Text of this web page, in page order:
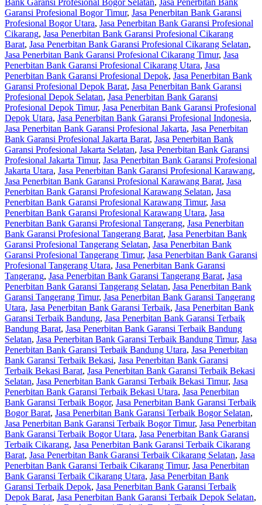
Garansi Profesional Bogor Timur, Jasa Penerbitan Bank Garansi
Profesional Bogor Utara, Jasa Penerbitan Bank Garansi Profesional
Cikarang, Jasa Penerbitan Bank Garansi Profesional Cikarang
Barat, Jasa Penerbitan Bank Garansi Profesional Cikarang Selatan,
Jasa Penerbitan Bank Garansi Profesional Cikarang Timur, Jasa
Penerbitan Bank Garansi Profesional Cikarang Utara, Jasa
Penerbitan Bank Garansi Profesional Depok, Jasa Penerbitan Bank
Garansi Profesional Depok Barat, Jasa Penerbitan Bank Garansi
Profesional Depok Selatan, Jasa Penerbitan Bank Garansi
Profesional Depok Timur, Jasa Penerbitan Bank Garansi Profesional
Depok Utara, Jasa Penerbitan Bank Garansi Profesional Indonesia,
Jasa Penerbitan Bank Garansi Profesional Jakarta, Jasa Penerbitan
Bank Garansi Profesional Jakarta Barat, Jasa Penerbitan Bank
Garansi Profesional Jakarta Selatan, Jasa Penerbitan Bank Garansi
Profesional Jakarta Timur, Jasa Penerbitan Bank Garansi Profesional
Jakarta Utara, Jasa Penerbitan Bank Garansi Profesional Karawang,
Jasa Penerbitan Bank Garansi Profesional Karawang Barat, Jasa
Penerbitan Bank Garansi Profesional Karawang Selatan, Jasa
Penerbitan Bank Garansi Profesional Karawang Timur, Jasa
Penerbitan Bank Garansi Profesional Karawang Utara, Jasa
Penerbitan Bank Garansi Profesional Tangerang, Jasa Penerbitan
Bank Garansi Profesional Tangerang Barat, Jasa Penerbitan Bank
Garansi Profesional Tangerang Selatan, Jasa Penerbitan Bank
Garansi Profesional Tangerang Timur, Jasa Penerbitan Bank Garansi
Profesional Tangerang Utara, Jasa Penerbitan Bank Garansi
Tangerang, Jasa Penerbitan Bank Garansi Tangerang Barat, Jasa
Penerbitan Bank Garansi Tangerang Selatan, Jasa Penerbitan Bank
Garansi Tangerang Timur, Jasa Penerbitan Bank Garansi Tangerang
Utara, Jasa Penerbitan Bank Garansi Terbaik, Jasa Penerbitan Bank
Garansi Terbaik Bandung, Jasa Penerbitan Bank Garansi Terbaik
Bandung Barat, Jasa Penerbitan Bank Garansi Terbaik Bandung
Selatan, Jasa Penerbitan Bank Garansi Terbaik Bandung Timur, Jasa
Penerbitan Bank Garansi Terbaik Bandung Utara, Jasa Penerbitan
Bank Garansi Terbaik Bekasi, Jasa Penerbitan Bank Garansi
Terbaik Bekasi Barat, Jasa Penerbitan Bank Garansi Terbaik Bekasi
Selatan, Jasa Penerbitan Bank Garansi Terbaik Bekasi Timur, Jasa
Penerbitan Bank Garansi Terbaik Bekasi Utara, Jasa Penerbitan
Bank Garansi Terbaik Bogor, Jasa Penerbitan Bank Garansi Terbaik
Bogor Barat, Jasa Penerbitan Bank Garansi Terbaik Bogor Selatan,
Jasa Penerbitan Bank Garansi Terbaik Bogor Timur, Jasa Penerbitan
Bank Garansi Terbaik Bogor Utara, Jasa Penerbitan Bank Garansi
Terbaik Cikarang, Jasa Penerbitan Bank Garansi Terbaik Cikarang
Barat, Jasa Penerbitan Bank Garansi Terbaik Cikarang Selatan, Jasa
Penerbitan Bank Garansi Terbaik Cikarang Timur, Jasa Penerbitan
Bank Garansi Terbaik Cikarang Utara, Jasa Penerbitan Bank
Garansi Terbaik Depok, Jasa Penerbitan Bank Garansi Terbaik
Depok Barat, Jasa Penerbitan Bank Garansi Terbaik Depok Selatan,